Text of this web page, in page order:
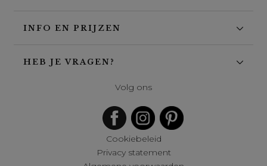
INFO EN PRIJZEN
HEB JE VRAGEN?
Volg ons
Cookiebeleid
Privacy statement